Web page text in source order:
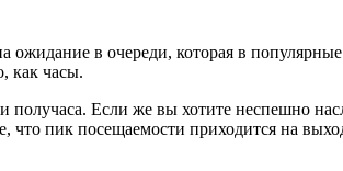
ожидание в очереди, которая в
как часы.
Если же вы хотите неспешно
пик посещаемости приходится на